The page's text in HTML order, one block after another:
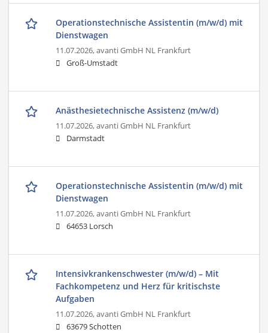
Operationstechnische Assistentin (m/w/d) mit
Dienstwagen
11.07.2026,avanti GmbH NL Frankfurt
Groß-Umstadt
Anästhesietechnische Assistenz (m/w/d)
11.07.2026,avanti GmbH NL Frankfurt
Darmstadt
Operationstechnische Assistentin (m/w/d) mit
Dienstwagen
11.07.2026,avanti GmbH NL Frankfurt
64653 Lorsch
Intensivkrankenschwester (m/w/d) – Mit
Fachkompetenz und Herz für kritischste
Aufgaben
11.07.2026,avanti GmbH NL Frankfurt
63679 Schotten